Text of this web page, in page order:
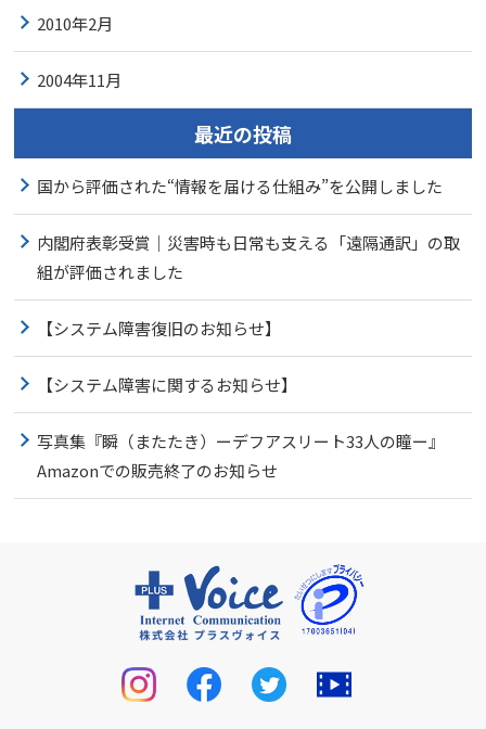
2010年2月
2004年11月
最近の投稿
国から評価された“情報を届ける仕組み”を公開しました
内閣府表彰受賞｜災害時も日常も支える「遠隔通訳」の取
組が評価されました
【システム障害復旧のお知らせ】
【システム障害に関するお知らせ】
写真集『瞬（またたき）ーデフアスリート33人の瞳ー』
Amazonでの販売終了のお知らせ